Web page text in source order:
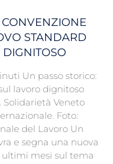
STANDARD
Un passo storico:
lavoro dignitoso
Veneto
Foto:
del Lavoro Un
e segna una nuova
mesi sul tema